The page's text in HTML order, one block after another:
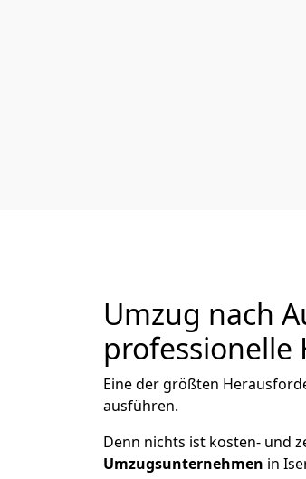
Umzug nach
professionelle
Eine der größten
ausführen.
Denn nichts ist kosten- und
Umzugsunternehmen in